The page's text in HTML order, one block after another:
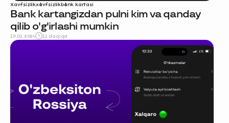
Xavfsizlikxavfsizlikbank kartasi
Bank kartangizdan pulni kim va qanday
qilib o'g'irlashi mumkin
19.01.2024 11 daqiqa